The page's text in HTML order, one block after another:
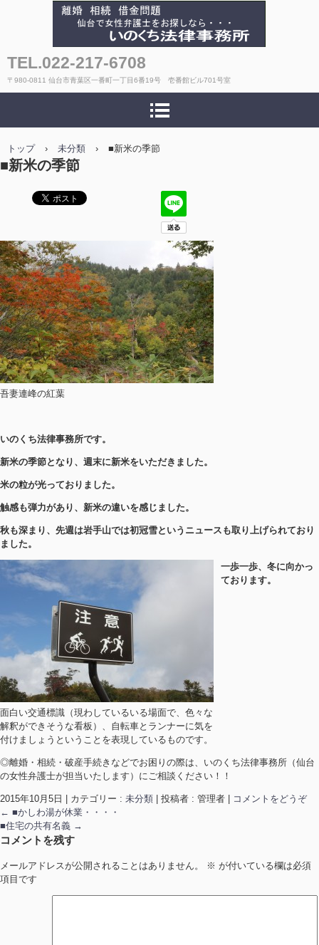
いのくち法律事務所
TEL.022-217-6708
〒980-0811 仙台市青葉区一番町一丁目6番19号 壱番館ビル701号室
トップ › 未分類 › ■新米の季節
■新米の季節
吾妻連峰の紅葉
いのくち法律事務所です。
新米の季節となり、週末に新米をいただきました。
米の粒が光っておりました。
触感も弾力があり、新米の違いを感じました。
秋も深まり、先週は岩手山では初冠雪というニュースも取り上げられており
ました。
面白い交通標識（現わしているいる場面で、色々な
解釈ができそうな看板）、自転車とランナーに気を
付けましょうということを表現しているものです。
一歩一歩、冬に向かっ
ております。
◎離婚・相続・破産手続きなどでお困りの際は、いのくち法律事務所（仙台
の女性弁護士が担当いたします）にご相談ください！！
2015年10月5日 カテゴリー : 未分類 投稿者 : 管理者
コメントをどうぞ
← ■かしわ湯が休業・・・・
■住宅の共有名義 →
コメントを残す
メールアドレスが公開されることはありません。 ※ が付いている欄は必須
項目です